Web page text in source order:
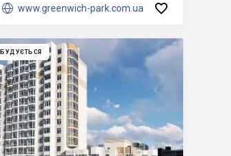
 www.greenwich-park.com.ua 
БУДУЄТЬСЯ